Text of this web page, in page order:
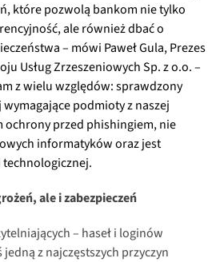
które pozwolą bankom nie tylko
ale również dbać o
– mówi Paweł Gula, Prezes
Usług Zrzeszeniowych Sp. z o.o. –
z wielu względów: sprawdzony
podmioty z naszej
ochrony przed phishingiem, nie
informatyków oraz jest
ale i zabezpieczeń
– haseł i loginów
z najczęstszych przyczyn